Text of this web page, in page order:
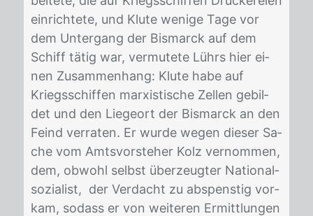
ein­rich­te­te, und Klu­te we­ni­ge Tage vor
dem Un­ter­gang der Bis­marck auf dem
Schiff tä­tig war, ver­mu­te­te Lührs hier ei­
nen Zu­sam­men­hang: Klu­te habe auf
Kriegs­schif­fen mar­xis­ti­sche Zel­len ge­bil­
det und den Lie­ge­ort der Bis­marck an den
Feind ver­ra­ten. Er wur­de we­gen die­ser Sa­
che vom Amts­vor­ste­her Kolz ver­nom­men,
dem, ob­wohl selbst über­zeug­ter Na­tio­nal­
so­zia­list, der Ver­dacht zu ab­spens­tig vor­
kam, so­dass er von wei­te­ren Er­mitt­lun­gen